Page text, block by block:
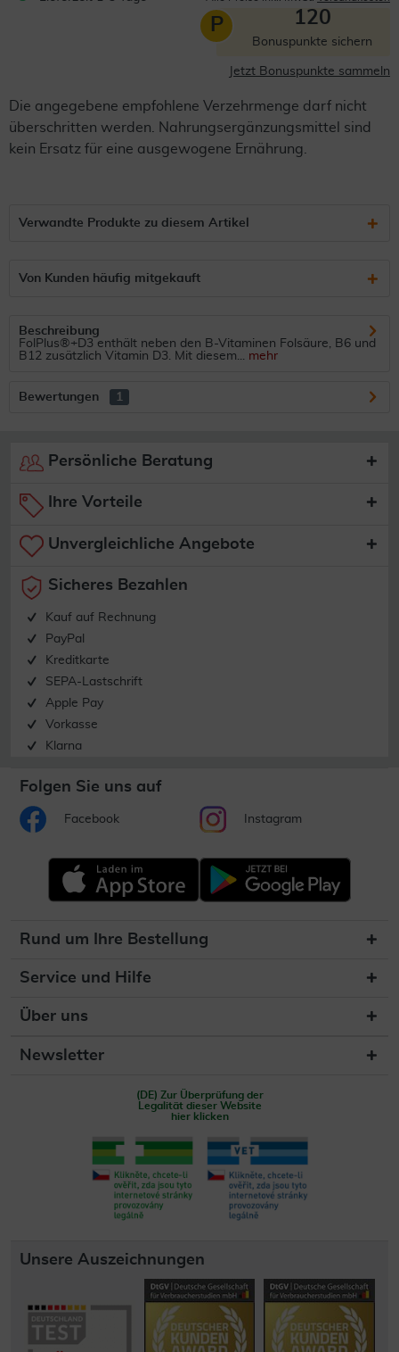
P 120
Bonuspunkte sichern
Jetzt Bonuspunkte sammeln
Die angegebene empfohlene Verzehrmenge darf nicht
überschritten werden. Nahrungsergänzungsmittel sind
kein Ersatz für eine ausgewogene Ernährung.
Verwandte Produkte zu diesem Artikel
Von Kunden häufig mitgekauft
Beschreibung
FolPlus®+D3 enthält neben den B-Vitaminen Folsäure, B6 und
B12 zusätzlich Vitamin D3. Mit diesem... mehr
Bewertungen 1
Persönliche Beratung
Ihre Vorteile
Unvergleichliche Angebote
Sicheres Bezahlen
Kauf auf Rechnung
PayPal
Kreditkarte
SEPA-Lastschrift
Apple Pay
Vorkasse
Klarna
Folgen Sie uns auf
Facebook Instagram
Rund um Ihre Bestellung
Service und Hilfe
Über uns
Newsletter
(DE) Zur Überprüfung der
Legalität dieser Website
hier klicken
Unsere Auszeichnungen